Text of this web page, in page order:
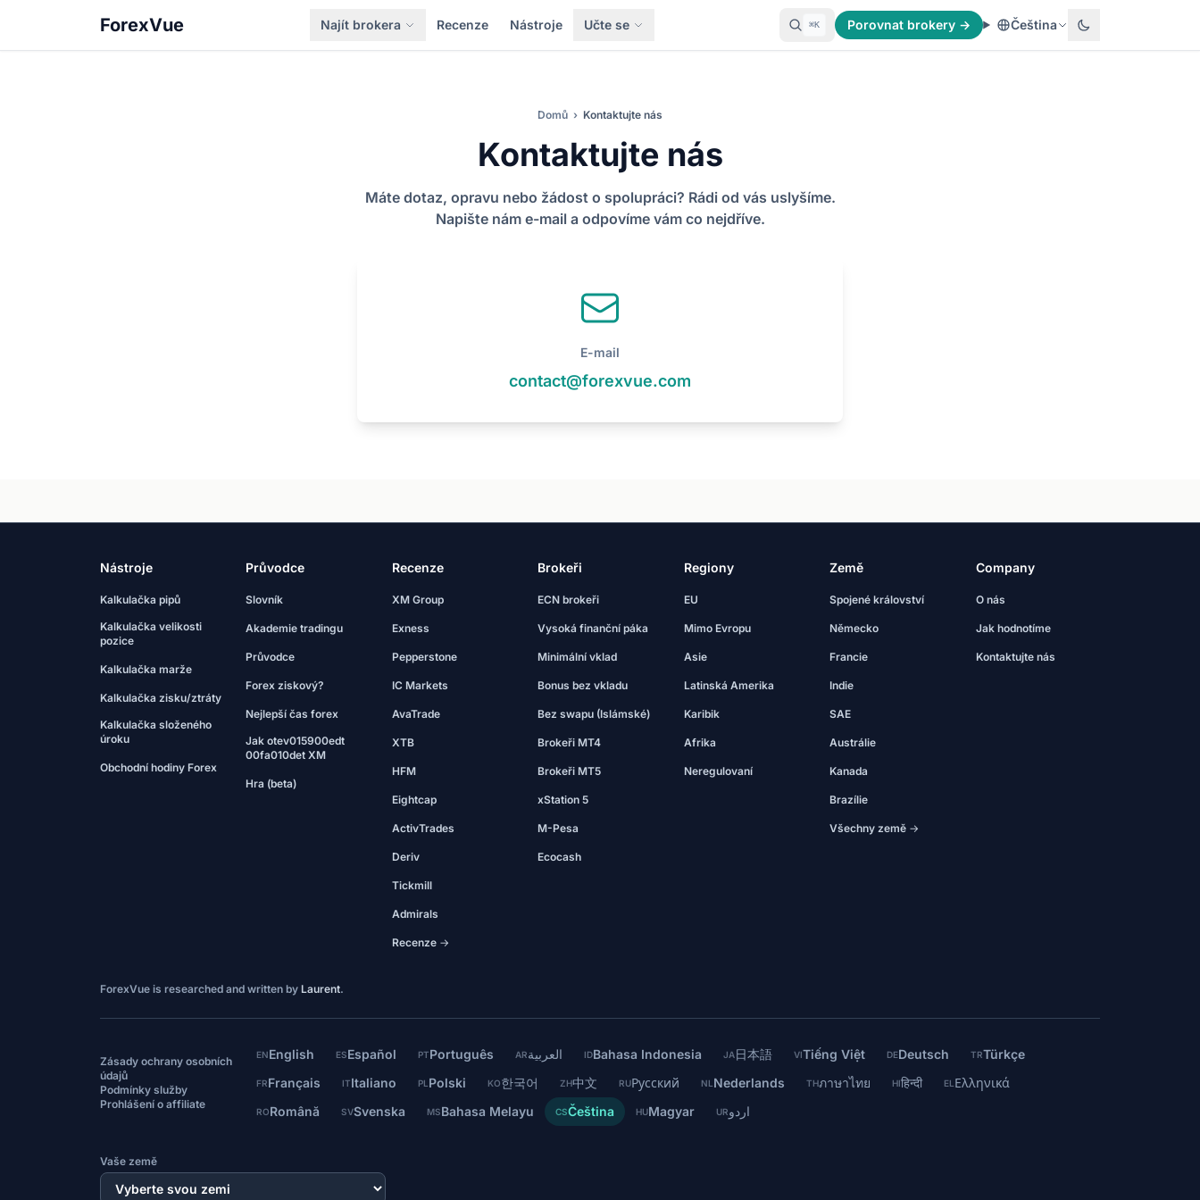
ForexVue Najít brokera Recenze Nástroje Učte se ⌘K Porovnat brokery → Čeština
Domů › Kontaktujte nás
Kontaktujte nás
Máte dotaz, opravu nebo žádost o spolupráci? Rádi od vás uslyšíme.
Napište nám e-mail a odpovíme vám co nejdříve.
E-mail
contact@forexvue.com
Nástroje
Kalkulačka pipů
Kalkulačka velikosti
pozice
Kalkulačka marže
Kalkulačka zisku/ztráty
Kalkulačka složeného
úroku
Obchodní hodiny Forex
Průvodce
Slovník
Akademie tradingu
Průvodce
Forex ziskový?
Nejlepší čas forex
Jak otev015900edt
00fa010det XM
Hra (beta)
Recenze
XM Group
Exness
Pepperstone
IC Markets
AvaTrade
XTB
HFM
Eightcap
ActivTrades
Deriv
Tickmill
Admirals
Recenze →
Brokeři
ECN brokeři
Vysoká finanční páka
Minimální vklad
Bonus bez vkladu
Bez swapu (Islámské)
Brokeři MT4
Brokeři MT5
xStation 5
M-Pesa
Ecocash
Regiony
EU
Mimo Evropu
Asie
Latinská Amerika
Karibik
Afrika
Neregulovaní
Země
Spojené království
Německo
Francie
Indie
SAE
Austrálie
Kanada
Brazílie
Všechny země →
Company
O nás
Jak hodnotíme
Kontaktujte nás
ForexVue is researched and written by Laurent.
Zásady ochrany osobních
údajů
Podmínky služby
Prohlášení o affiliate
ENEnglish ESEspañol PTPortuguês ARالعربية IDBahasa Indonesia JA日本語 VITiếng Việt DEDeutsch TRTürkçe
FRFrançais ITItaliano PL Polski KO한국어 ZH中文 RUРусский NL Nederlands THภาษาไทย HIहिन्दी EL Ελληνικά
RORomână SVSvenska MSBahasa Melayu CSČeština HUMagyar URاردو
Vaše země